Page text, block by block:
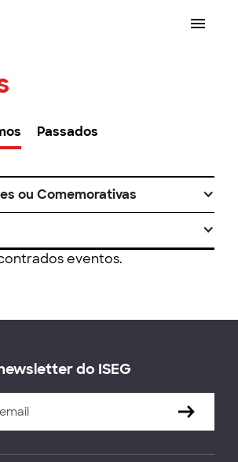
Passados
ou Comemorativas
eventos.
do ISEG